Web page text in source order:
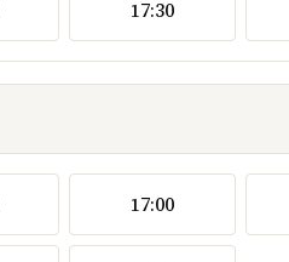
17:30
17:00